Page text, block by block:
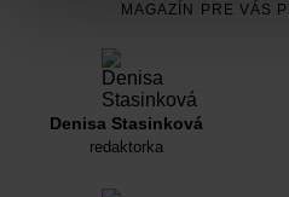
MAGAZÍN PRE VÁS
Denisa Stasinková
redaktorka